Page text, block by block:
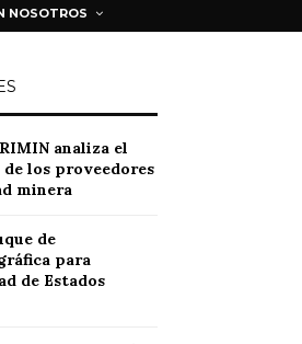
NOSOTROS
analiza el
los proveedores
minera
de
para
de Estados